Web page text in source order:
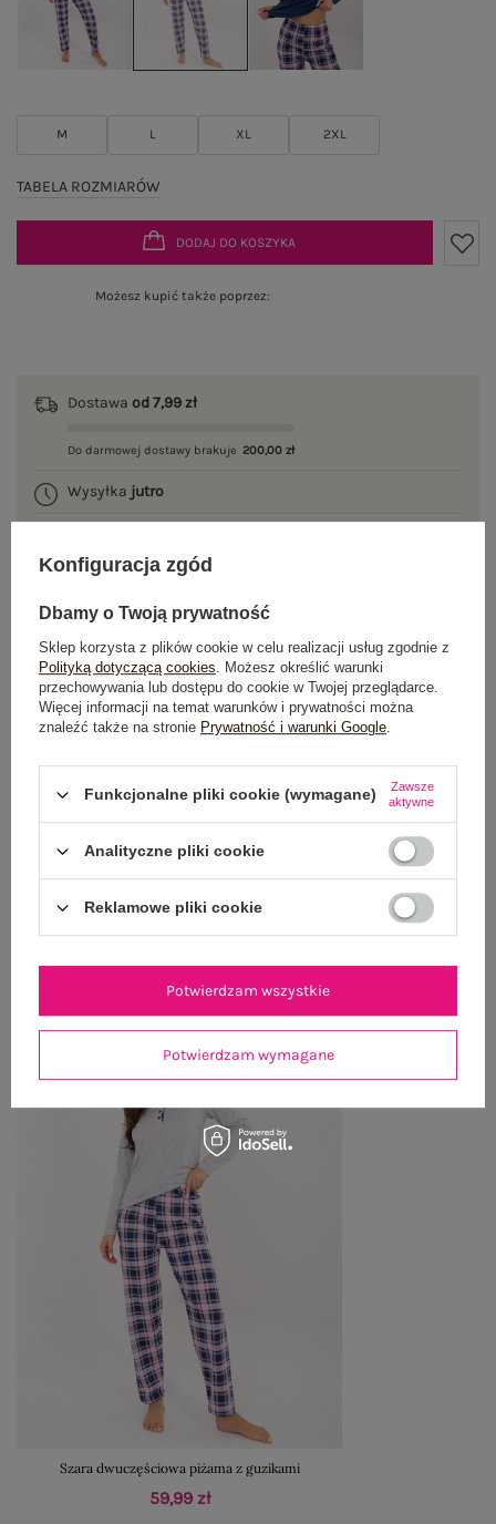
M L XL 2XL
TABELA ROZMIARÓW
DODAJ DO KOSZYKA
Możesz kupić także poprzez:
Dostawa od 7,99 zł
Do darmowej dostawy brakuje 200,00 zł
Wysyłka jutro
GŁÓWNE PARAMETRY
WYSYŁKA I DOSTAWA
ZWROTY I REKLAMACJE
OSTATNIO OGLĄDANE
Zobacz wszystko
Szara dwuczęściowa piżama z guzikami
59,99 zł
Konfiguracja zgód
Dbamy o Twoją prywatność
Sklep korzysta z plików cookie w celu realizacji usług zgodnie z
Polityką dotyczącą cookies. Możesz określić warunki
przechowywania lub dostępu do cookie w Twojej przeglądarce.
Więcej informacji na temat warunków i prywatności można
znaleźć także na stronie Prywatność i warunki Google.
Funkcjonalne pliki cookie (wymagane)
Zawsze
aktywne
Analityczne pliki cookie
Reklamowe pliki cookie
Potwierdzam wymagane
Potwierdzam wszystkie